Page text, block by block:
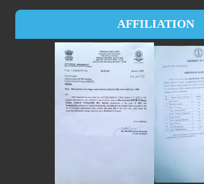
AFFILIATION